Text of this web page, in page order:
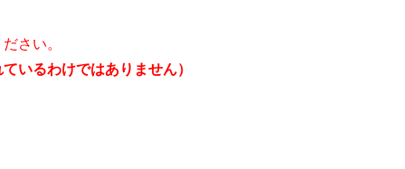
さい。
いるわけではありません）